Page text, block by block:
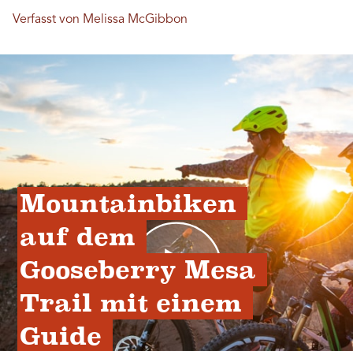
Verfasst von Melissa McGibbon
Mountainbiken
auf dem
Gooseberry Mesa
Trail mit einem
Guide